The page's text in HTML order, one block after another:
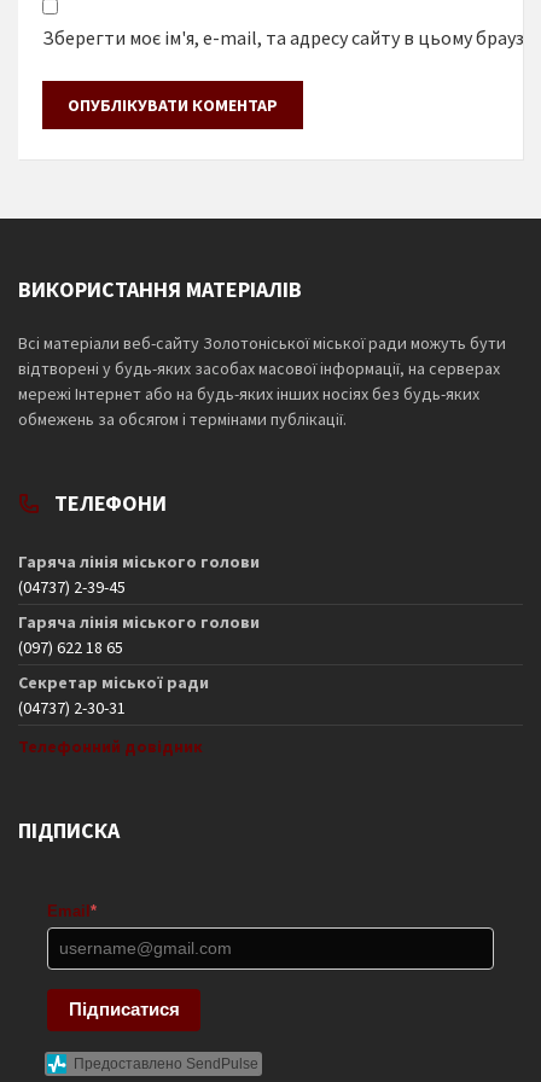
Зберегти моє ім'я, e-mail, та адресу сайту в цьому
ВИКОРИСТАННЯ МАТЕРІАЛІВ
Всі матеріали веб-сайту Золотоніської міської ради можуть бути
відтворені у будь-яких засобах масової інформації, на серверах
мережі Інтернет або на будь-яких інших носіях без будь-яких
обмежень за обсягом і термінами публікації.
ТЕЛЕФОНИ
Гаряча лінія міського голови
(04737) 2-39-45
Гаряча лінія міського голови
(097) 622 18 65
Секретар міської ради
(04737) 2-30-31
Телефонний довідник
ПІДПИСКА
Email*
Підписатися
Предоставлено SendPulse